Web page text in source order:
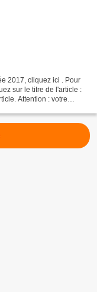
2017, cliquez ici . Pour
sur le titre de l'article :
Attention : votre